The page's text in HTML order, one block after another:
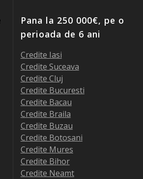
Pana la 250 000€, pe o
perioada de 6 ani
Credite Iasi
Credite Suceava
Credite Cluj
Credite Bucuresti
Credite Bacau
Credite Braila
Credite Buzau
Credite Botosani
Credite Mures
Credite Bihor
Credite Neamt